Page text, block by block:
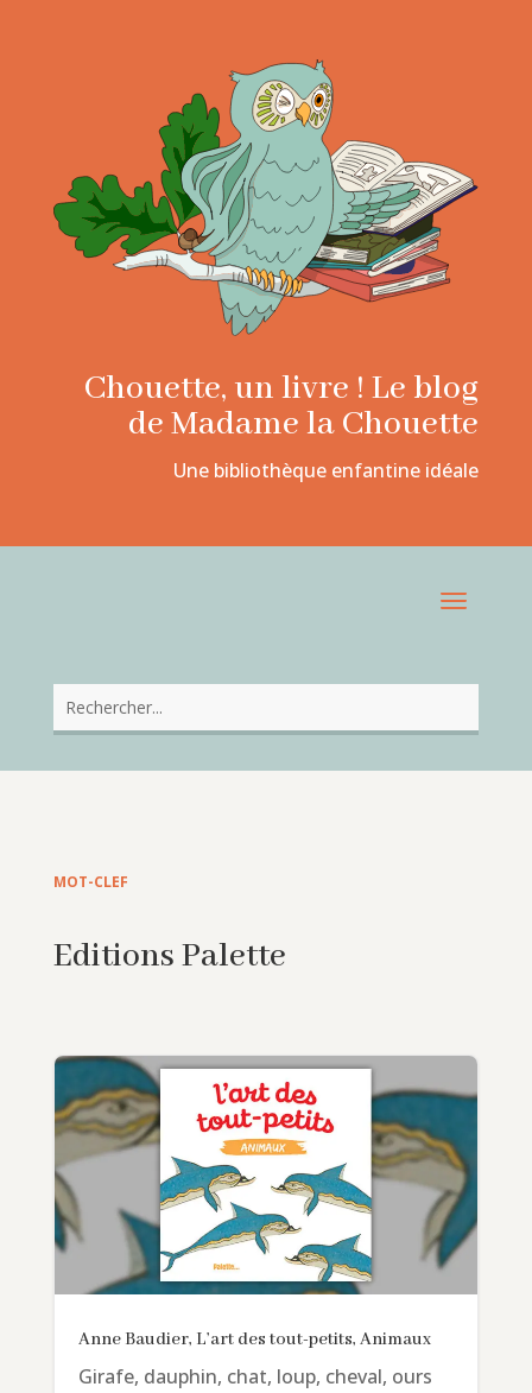
Chouette, un livre ! Le blog
de Madame la Chouette
Une bibliothèque enfantine idéale
MOT-CLEF
Editions Palette
Anne Baudier, L’art des tout-petits, Animaux
Girafe, dauphin, chat, loup, cheval, ours